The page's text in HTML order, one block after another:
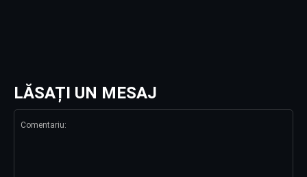
LĂSAȚI UN MESAJ